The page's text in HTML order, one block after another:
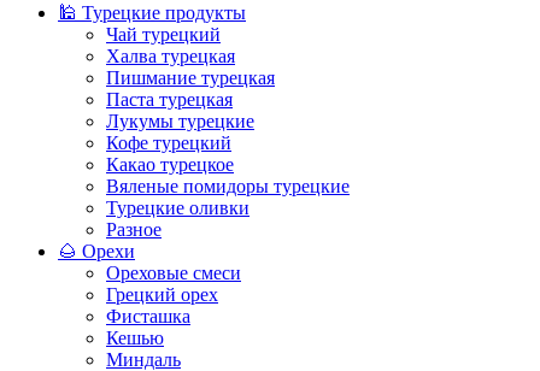
🕌 Турецкие продукты
Чай турецкий
Халва турецкая
Пишмание турецкая
Паста турецкая
Лукумы турецкие
Кофе турецкий
Какао турецкое
Вяленые помидоры турецкие
Турецкие оливки
Разное
🌰 Орехи
Ореховые смеси
Грецкий орех
Фисташка
Кешью
Миндаль